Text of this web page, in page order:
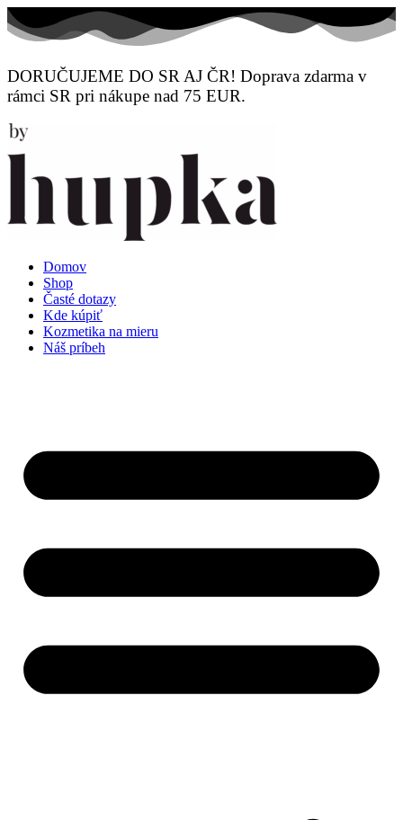
Preskočiť
na
obsah
DORUČUJEME DO SR AJ ČR! Doprava zdarma v
rámci SR pri nákupe nad 75 EUR.
Domov
Shop
Časté dotazy
Kde kúpiť
Kozmetika na mieru
Náš príbeh